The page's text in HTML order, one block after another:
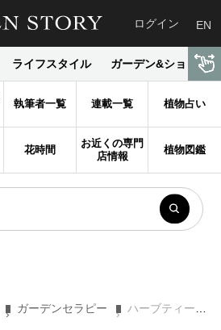
ログイン EN
ライフスタイル ガーデン&ショップ
執筆者一覧 連載一覧 植物占い
花時間
お近くの専門
店情報
植物図鑑
ガーデンセラピー ハーブティーブレンド入門レッスン【ルイボス×ローズ】